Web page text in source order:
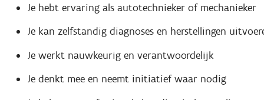
Je hebt ervaring als autotechnieker of mechanieker
Je kan zelfstandig diagnoses en herstellingen
Je werkt nauwkeurig en verantwoordelijk
Je denkt mee en neemt initiatief waar nodig